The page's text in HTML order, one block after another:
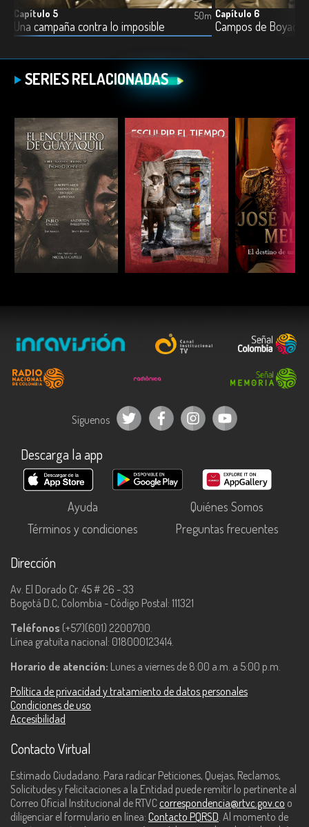
Capítulo 5
Una campaña contra lo imposible
50m Capítulo 6
Campos de Boyacá
SERIES RELACIONADAS
ESCUCHAR ESCUCHAR
Síguenos
Descarga la app
Ayuda
Quiénes Somos
Términos y condiciones
Preguntas frecuentes
Dirección
Av. El Dorado Cr. 45 # 26 - 33
Bogotá D.C, Colombia - Código Postal: 111321
Teléfonos (+57)(601) 2200700.
Línea gratuita nacional: 018000123414.
Horario de atención: Lunes a viernes de 8:00 a.m. a 5:00 p.m.
Política de privacidad y tratamiento de datos personales
Condiciones de uso
Accesibilidad
Contacto Virtual
Estimado Ciudadano: Para radicar Peticiones, Quejas, Reclamos,
Solicitudes y Felicitaciones a la Entidad puede remitir lo pertinente al
Correo Oficial Institucional de RTVC correspondencia@rtvc.gov.co o
diligenciar el formulario en línea: Contacto PQRSD. Al momento de